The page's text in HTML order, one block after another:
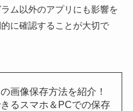
ム以外のアプリにも影響を
に確認することが大切で
画像保存方法を紹介！
るスマホ＆PCでの保存